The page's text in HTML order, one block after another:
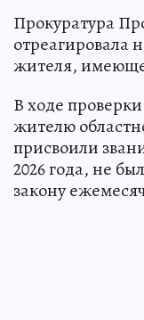
Прокуратура
отреагировала
жителя,
В ходе
жителю
присвоили
2026 года, не
закону